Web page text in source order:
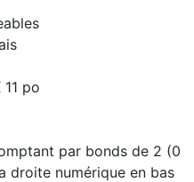
po
par bonds de 2 (0
droite numérique en bas